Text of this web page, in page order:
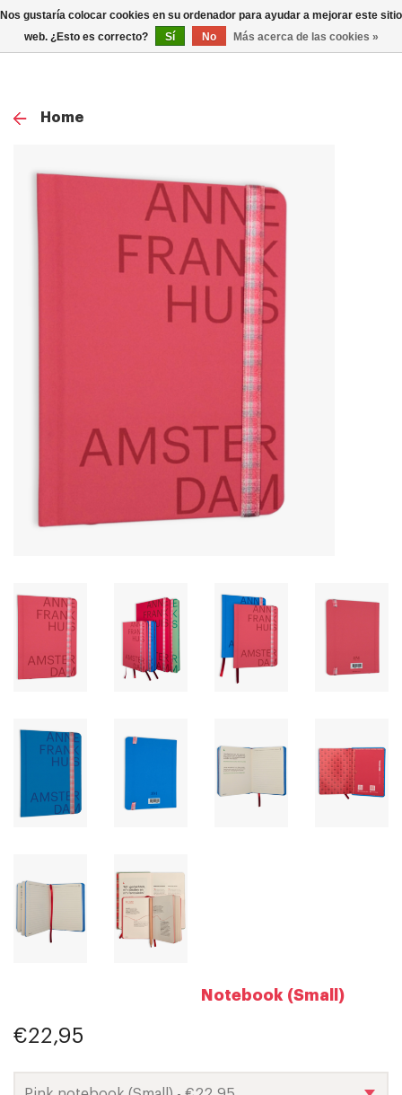
0
Home
Notebook (Small)
€22,95
Nos gustaría colocar cookies en su ordenador para ayudar a mejorar este sitio
web. ¿Esto es correcto?
Sí No Más acerca de las cookies »